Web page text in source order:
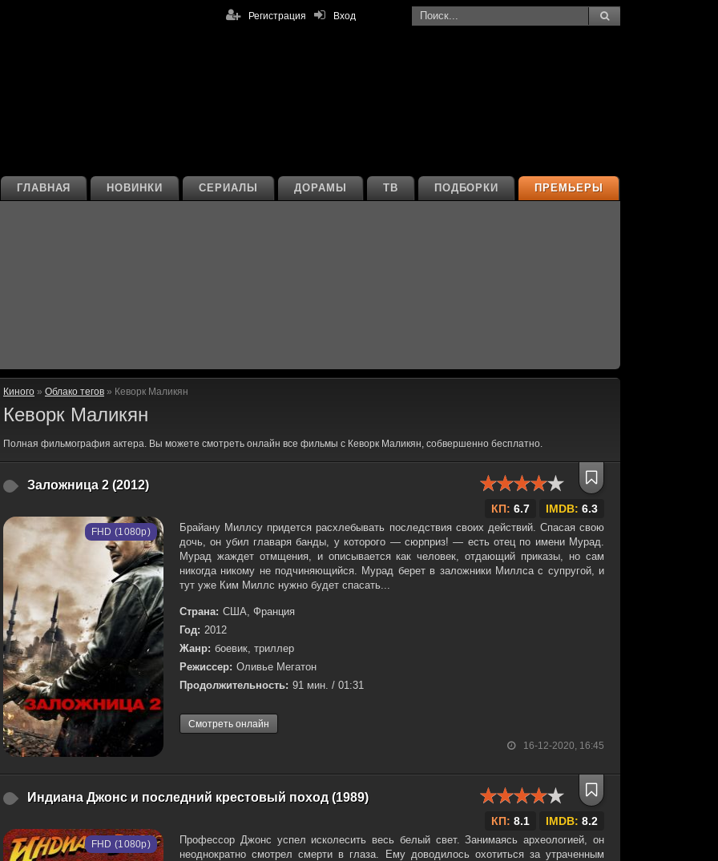
Вход
Регистрация
ПРЕМЬЕРЫ
ПОДБОРКИ
ТВ
ДОРАМЫ
СЕРИАЛЫ
НОВИНКИ
ГЛАВНАЯ
Киного » Облако тегов » Кеворк Маликян
Кеворк Маликян
Полная фильмография актера. Вы можете смотреть онлайн все фильмы с Кеворк Маликян, собвершенно бесплатно.
Заложница 2 (2012)
КП: 6.7 IMDB: 6.3
16-12-2020, 16:45
FHD (1080p)
Брайану Миллсу придется расхлебывать последствия своих действий. Спасая свою
дочь, он убил главаря банды, у которого — сюрприз! — есть отец по имени Мурад.
Мурад жаждет отмщения, и описывается как человек, отдающий приказы, но сам
никогда никому не подчиняющийся. Мурад берет в заложники Миллса с супругой, и
тут уже Ким Миллс нужно будет спасать...
Страна: США, Франция
Год: 2012
Жанр: боевик, триллер
Режиссер: Оливье Мегатон
Продолжительность: 91 мин. / 01:31
Смотреть онлайн
Индиана Джонс и последний крестовый поход (1989)
КП: 8.1 IMDB: 8.2
FHD (1080p)
Профессор Джонс успел исколесить весь белый свет. Занимаясь археологией, он
неоднократно смотрел смерти в глаза. Ему доводилось охотиться за утраченным